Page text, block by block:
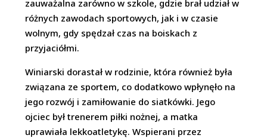
zauważalna zarówno w szkole, gdzie brał udział w
różnych zawodach sportowych, jak i w czasie
wolnym, gdy spędzał czas na boiskach z
przyjaciółmi.
Winiarski dorastał w rodzinie, która również była
związana ze sportem, co dodatkowo wpłynęło na
jego rozwój i zamiłowanie do siatkówki. Jego
ojciec był trenerem piłki nożnej, a matka
uprawiała lekkoatletykę. Wspierani przez